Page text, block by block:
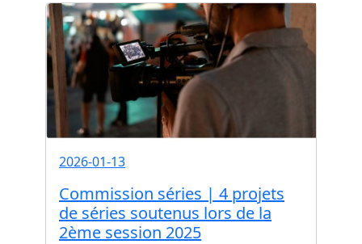
2026-01-13
Commission séries | 4 projets
de séries soutenus lors de la
2ème session 2025